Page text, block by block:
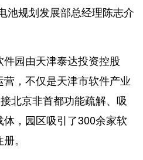
池规划发展部总经理陈志介
园由天津泰达投资控股
营，不仅是天津市软件产业
北京非首都功能疏解、吸
，园区吸引了300余家软
。